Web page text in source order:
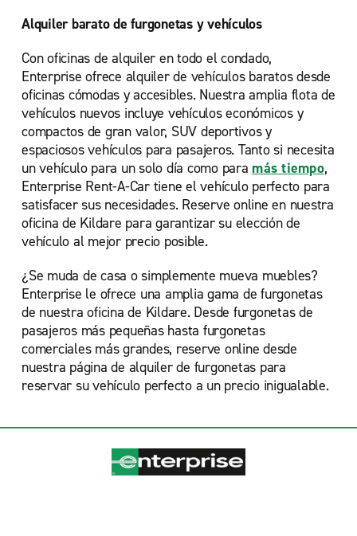
Alquiler barato de furgonetas y vehículos
Con oficinas de alquiler en todo el condado,
Enterprise ofrece alquiler de vehículos baratos desde
oficinas cómodas y accesibles. Nuestra amplia flota de
vehículos nuevos incluye vehículos económicos y
compactos de gran valor, SUV deportivos y
espaciosos vehículos para pasajeros. Tanto si necesita
un vehículo para un solo día como para más tiempo,
Enterprise Rent-A-Car tiene el vehículo perfecto para
satisfacer sus necesidades. Reserve online en nuestra
oficina de Kildare para garantizar su elección de
vehículo al mejor precio posible.
¿Se muda de casa o simplemente mueva muebles?
Enterprise le ofrece una amplia gama de furgonetas
de nuestra oficina de Kildare. Desde furgonetas de
pasajeros más pequeñas hasta furgonetas
comerciales más grandes, reserve online desde
nuestra página de alquiler de furgonetas para
reservar su vehículo perfecto a un precio inigualable.